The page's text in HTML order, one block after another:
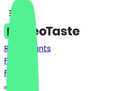
Restaurants
Preise
FAQ
Jobs